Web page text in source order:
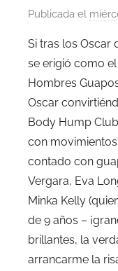
Publicada el
Si tras los Oscar
se erigió como
Hombres
Oscar
Body Hump
con
contado con
Vergara, Eva
Minka Kelly
de 9 años –
brillantes, la
arrancarme la